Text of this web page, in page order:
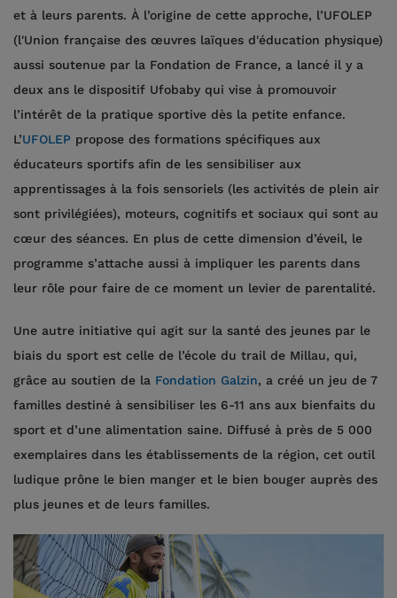
et à leurs parents. À l’origine de cette approche, l’UFOLEP
(l'Union française des œuvres laïques d'éducation physique)
aussi soutenue par la Fondation de France, a lancé il y a
deux ans le dispositif Ufobaby qui vise à promouvoir
l’intérêt de la pratique sportive dès la petite enfance.
L’UFOLEP propose des formations spécifiques aux
éducateurs sportifs afin de les sensibiliser aux
apprentissages à la fois sensoriels (les activités de plein air
sont privilégiées), moteurs, cognitifs et sociaux qui sont au
cœur des séances. En plus de cette dimension d’éveil, le
programme s’attache aussi à impliquer les parents dans
leur rôle pour faire de ce moment un levier de parentalité.
Une autre initiative qui agit sur la santé des jeunes par le
biais du sport est celle de l’école du trail de Millau, qui,
grâce au soutien de la Fondation Galzin, a créé un jeu de 7
familles destiné à sensibiliser les 6-11 ans aux bienfaits du
sport et d’une alimentation saine. Diffusé à près de 5 000
exemplaires dans les établissements de la région, cet outil
ludique prône le bien manger et le bien bouger auprès des
plus jeunes et de leurs familles.